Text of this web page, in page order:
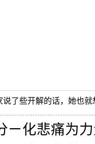
了些开解的话，她也就
ㄧ化悲痛为